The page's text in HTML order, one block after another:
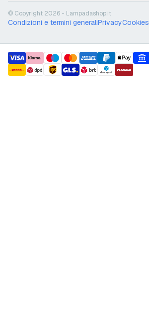
© Copyright 2026 - Lampadashop.it
Condizioni e termini generaliPrivacyCookies
payment methods
shipment methods